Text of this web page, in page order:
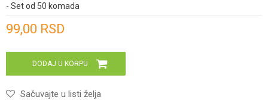
- Set od 50 komada
99,00 RSD
DODAJ U KORPU
Sačuvajte u listi želja